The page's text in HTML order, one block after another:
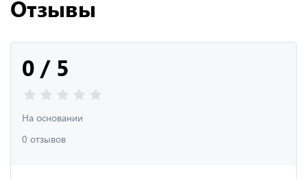
Отзывы
0 / 5
На основании
0 отзывов